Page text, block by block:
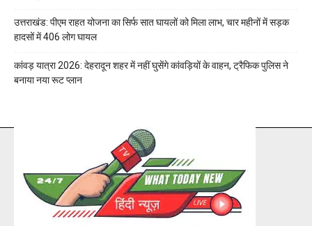
उत्तराखंड: पीएम राहत योजना का सिर्फ सात घायलों को मिला लाभ, चार महीनों में सड़क
हादसों में 406 लोग घायल
कांवड़ यात्रा 2026: देहरादून शहर में नहीं घुसेंगे कांवड़ियों के वाहन, ट्रैफिक पुलिस ने
बनाया नया रूट प्लान